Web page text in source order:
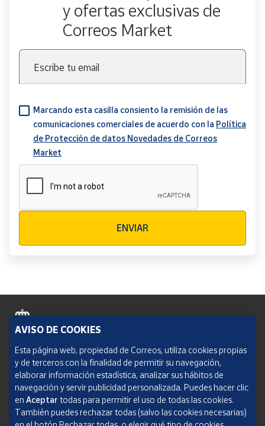
y ofertas exclusivas de
Correos Market
Escribe tu email
Marcando esta casilla consiento la remisión de las
comunicaciones comerciales de acuerdo con la Política
de Protección de datos Novedades de Correos
Market
ENVIAR
Política de cookies
Aviso legal
Condiciones del servicio
Política de Privacidad Web
AVISO DE COOKIES
Esta página web, propiedad de Correos, utiliza cookies propias
y de terceros con la finalidad de permitir su navegación,
elaborar información estadística, analizar sus hábitos de
navegación y servir publicidad personalizada. Puedes hacer clic
en Aceptar todas para permitir el uso de todas las cookies.
También puedes rechazar todas (salvo las cookies necesarias)